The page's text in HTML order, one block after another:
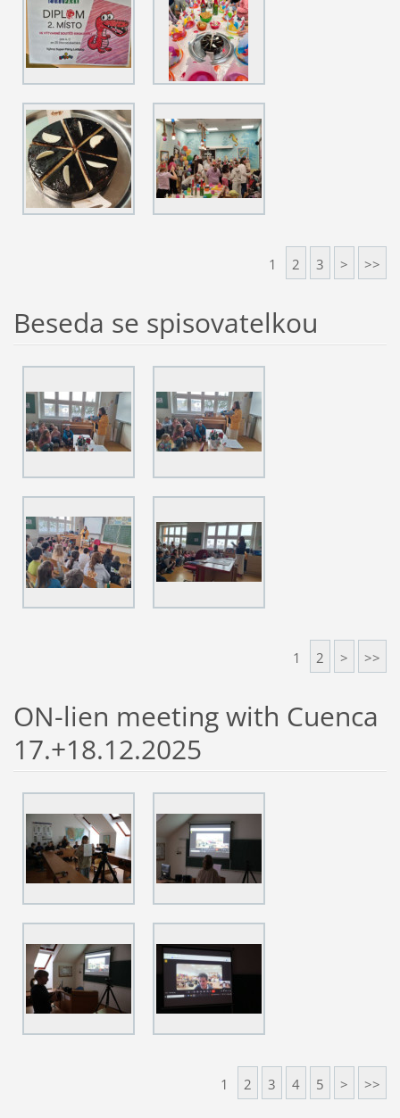
1 2 3 > >>
Beseda se spisovatelkou
1 2 > >>
ON-lien meeting with Cuenca
17.+18.12.2025
1 2 3 4 5 > >>